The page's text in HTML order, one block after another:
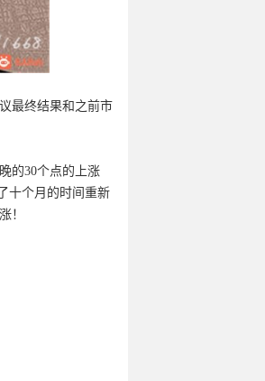
最终结果和之前市
的30个点的上涨
十个月的时间重新
！